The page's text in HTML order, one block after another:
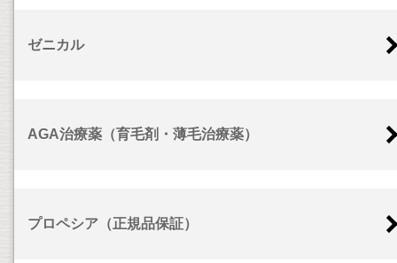
ゼニカル
AGA治療薬（育毛剤・薄毛治療薬）
プロペシア（正規品保証）